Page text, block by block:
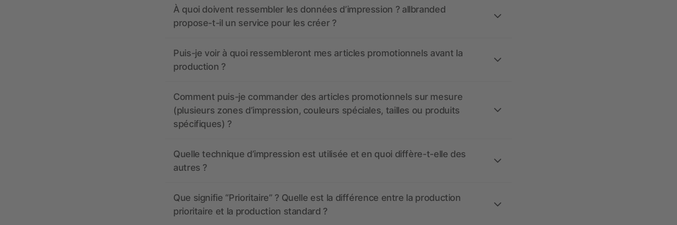
À quoi doivent ressembler les données d’impression ? allbranded
propose-t-il un service pour les créer ?
Puis-je voir à quoi ressembleront mes articles promotionnels avant la
production ?
Comment puis-je commander des articles promotionnels sur mesure
(plusieurs zones d’impression, couleurs spéciales, tailles ou produits
spécifiques) ?
Quelle technique d’impression est utilisée et en quoi diffère-t-elle des
autres ?
Que signifie “Prioritaire” ? Quelle est la différence entre la production
prioritaire et la production standard ?